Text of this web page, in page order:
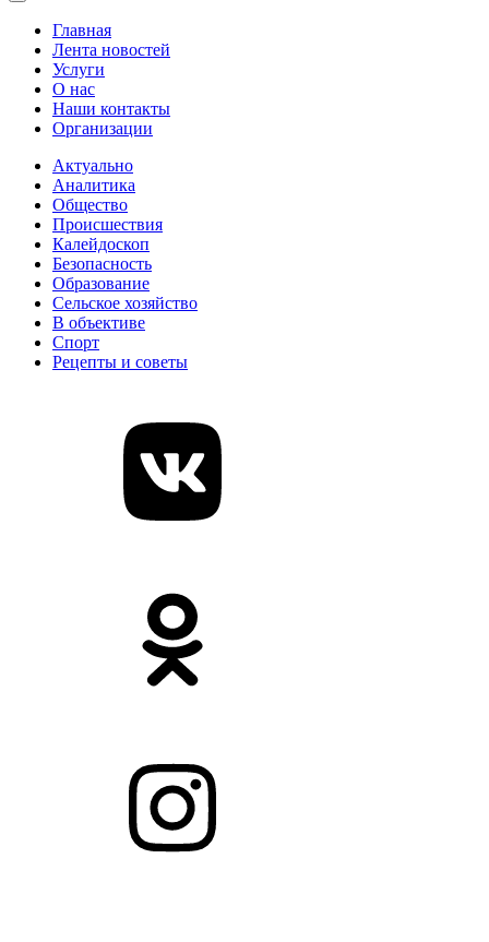
Главная
Лента новостей
Услуги
О нас
Наши контакты
Организации
Актуально
Аналитика
Общество
Происшествия
Калейдоскоп
Безопасность
Образование
Сельское хозяйство
В объективе
Спорт
Рецепты и советы